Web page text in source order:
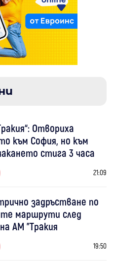
Отвориха
към София, но към
стига 3 часа
21:09
задръстване по
маршрути след
АМ "Тракия
19:50